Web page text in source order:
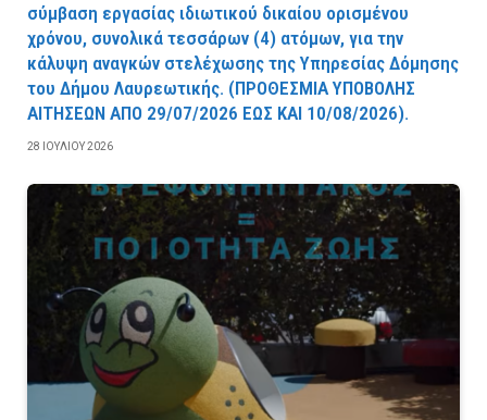
σύμβαση εργασίας ιδιωτικού δικαίου ορισμένου
χρόνου, συνολικά τεσσάρων (4) ατόμων, για την
κάλυψη αναγκών στελέχωσης της Υπηρεσίας Δόμησης
του Δήμου Λαυρεωτικής. (ΠPOΘEΣMIA YΠOBOΛHΣ
AITHΣEΩN AΠO 29/07/2026 EΩΣ KAI 10/08/2026).
28 ΙΟΥΛΊΟΥ 2026